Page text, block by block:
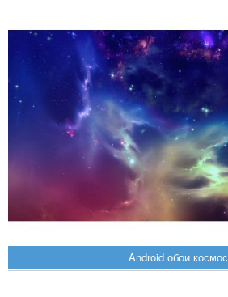
Android обои космос